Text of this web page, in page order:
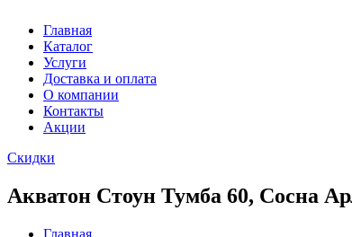
Главная
Каталог
Услуги
Доставка и оплата
О компании
Контакты
Акции
Скидки
Акватон Стоун Тумба 60, Сосна
Главная